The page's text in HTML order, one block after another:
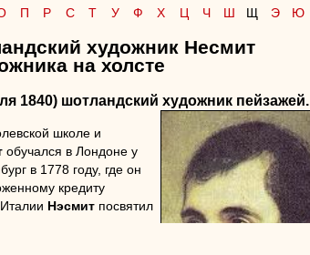
П Р С Т У Ф Х Ц Ч Ш Щ Э Ю
художник Несмит
на холсте
1840) шотландский художник пейзажей.
школе и
обучался в Лондоне у
в 1778 году, где он
кредиту
Нэсмит посвятил